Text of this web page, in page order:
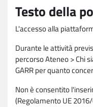
Testo della
L'accesso alla
Durante le attività
percorso Ateneo > Chi
GARR per quanto
Non è consentito
(Regolamento UE